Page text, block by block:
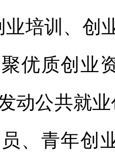
业培训、创
优质创业
动公共就
、青年创